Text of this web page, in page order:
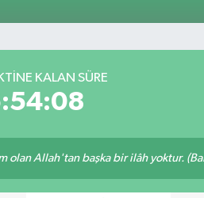
KALAN SÜRE
olan Allah'tan başka bir ilâh yoktur.